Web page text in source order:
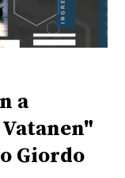
a
Giordo